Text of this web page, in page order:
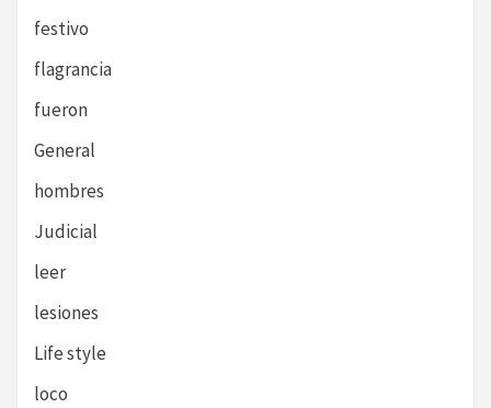
festivo
flagrancia
fueron
General
hombres
Judicial
leer
lesiones
Life style
loco